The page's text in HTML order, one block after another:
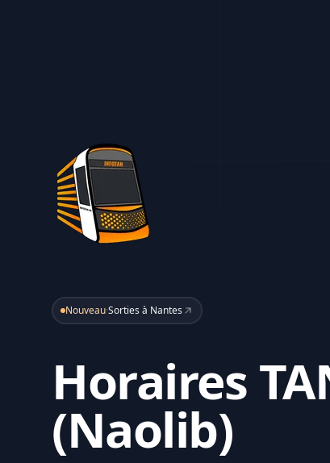
Nouveau·Sorties à Nantes
Horaires
(Naolib)